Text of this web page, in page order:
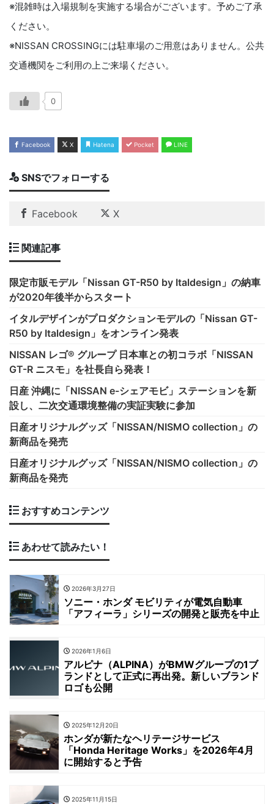
※混雑時は入場規制を実施する場合がございます。予めご了承
ください。
※NISSAN CROSSINGには駐車場のご用意はありません。公共
交通機関をご利用の上ご来場ください。
0
Facebook X Hatena Pocket LINE
SNSでフォローする
Facebook X
関連記事
限定市販モデル「Nissan GT-R50 by Italdesign」の納車
が2020年後半からスタート
イタルデザインがプロダクションモデルの「Nissan GT-
R50 by Italdesign」をオンライン発表
NISSAN レゴ® グループ 日本車との初コラボ「NISSAN
GT-R ニスモ」を社長自ら発表！
日産 沖縄に「NISSAN e-シェアモビ」ステーションを新
設し、二次交通環境整備の実証実験に参加
日産オリジナルグッズ「NISSAN/NISMO collection」の
新商品を発売
日産オリジナルグッズ「NISSAN/NISMO collection」の
新商品を発売
おすすめコンテンツ
あわせて読みたい！
2026年3月27日
ソニー・ホンダ モビリティが電気自動車
「アフィーラ」シリーズの開発と販売を中止
2026年1月6日
アルピナ（ALPINA）がBMWグループの1ブ
ランドとして正式に再出発。新しいブランド
ロゴも公開
2025年12月20日
ホンダが新たなヘリテージサービス
「Honda Heritage Works」を2026年4月
に開始すると予告
2025年11月15日